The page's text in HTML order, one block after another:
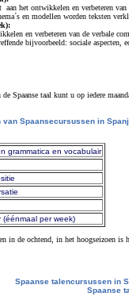
het ontwikkelen en verbeteren van
en modellen worden teksten
en verbeteren van de verbale
bijvoorbeeld: sociale aspecten,
Spaanse taal kunt u op iedere
van Spaansecursussen in
grammatica en vocabulair
(éénmaal per week)
in de ochtend, in het hoogseizoen
Spaanse
Spaanse